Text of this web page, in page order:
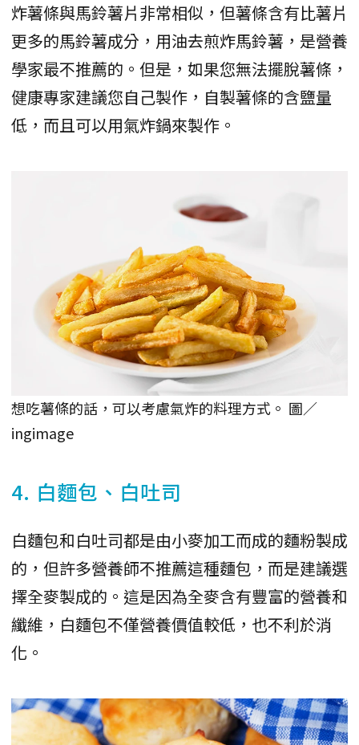
炸薯條與馬鈴薯片非常相似，但薯條含有比薯片
更多的馬鈴薯成分，用油去煎炸馬鈴薯，是營養
學家最不推薦的。但是，如果您無法擺脫薯條，
健康專家建議您自己製作，自製薯條的含鹽量
低，而且可以用氣炸鍋來製作。
想吃薯條的話，可以考慮氣炸的料理方式。 圖／
ingimage
4. 白麵包、白吐司
白麵包和白吐司都是由小麥加工而成的麵粉製成
的，但許多營養師不推薦這種麵包，而是建議選
擇全麥製成的。這是因為全麥含有豐富的營養和
纖維，白麵包不僅營養價值較低，也不利於消
化。